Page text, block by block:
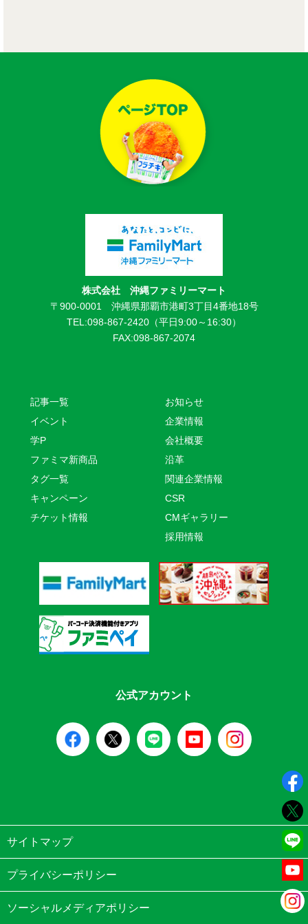
株式会社 沖縄ファミリーマート
〒900-0001 沖縄県那覇市港町3丁目4番地18号
TEL:098-867-2420（平日9:00～16:30）
FAX:098-867-2074
記事一覧
イベント
学P
ファミマ新商品
タグ一覧
キャンペーン
チケット情報
お知らせ
企業情報
会社概要
沿革
関連企業情報
CSR
CMギャラリー
採用情報
公式アカウント
サイトマップ
プライバシーポリシー
ソーシャルメディアポリシー